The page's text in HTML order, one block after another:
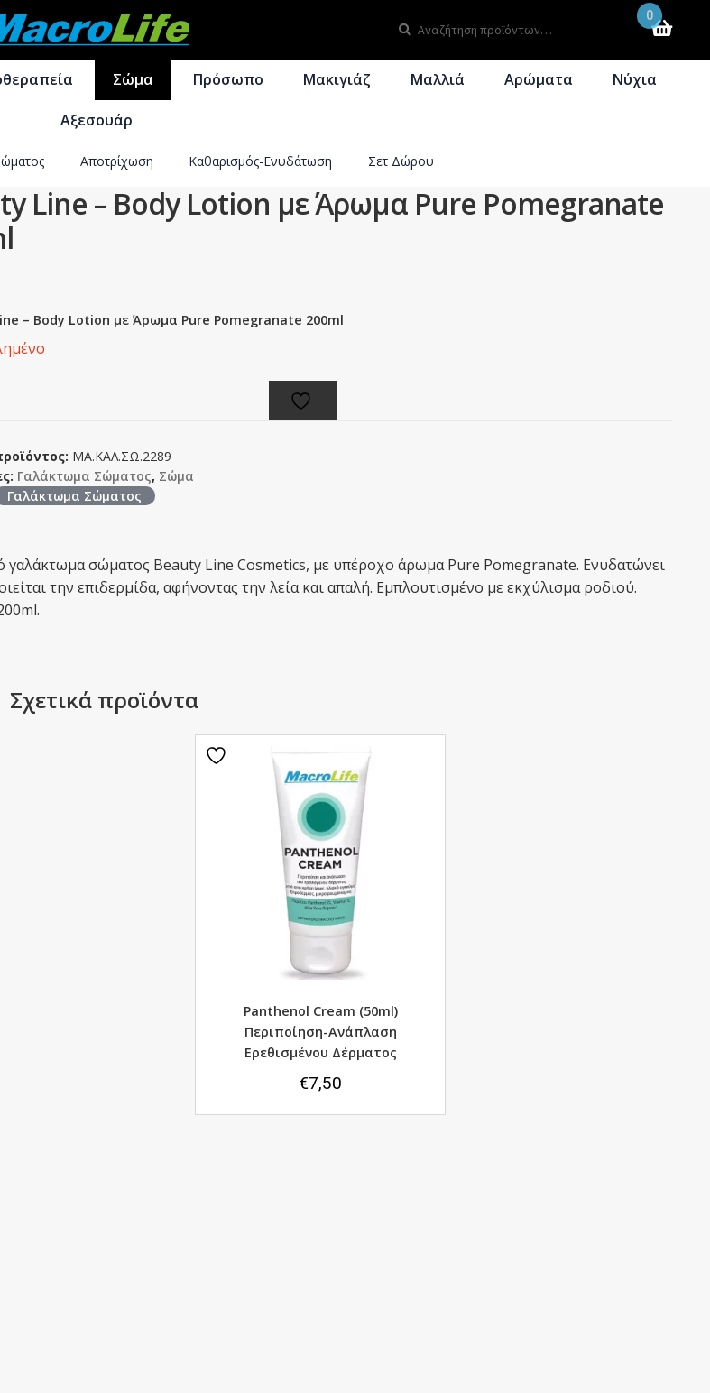
Απευθείας
στην
πλοήγηση
Μετάβαση
περιεχόμενο
για:
0
Σώμα
Αποτρίχωση Καθαρισμός-Ενυδάτωση Σετ Δώρου
Πρόσωπο Μακιγιάζ Μαλλιά Αρώματα Νύχια
Αξεσουάρ
Line – Body Lotion με Άρωμα Pure Pomegranate
– Body Lotion με Άρωμα Pure Pomegranate 200ml
ΜΑ.ΚΑΛ.ΣΩ.2289
Γαλάκτωμα Σώματος, Σώμα
Γαλάκτωμα Σώματος
γαλάκτωμα σώματος Beauty Line Cosmetics, με υπέροχο άρωμα Pure Pomegranate. Ενυδατώνει
την επιδερμίδα, αφήνοντας την λεία και απαλή. Εμπλουτισμένο με εκχύλισμα ροδιού.
Σχετικά προϊόντα
Panthenol Cream (50ml)
Περιποίηση-Ανάπλαση
Ερεθισμένου Δέρματος
€7,50